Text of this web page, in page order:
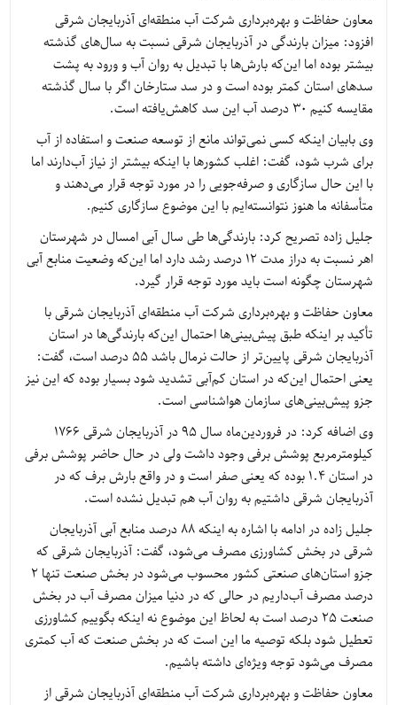
معاون حفاظت و بهره‌برداری شرکت آب منطقه‌ای آذربایجان شرقی
افزود: میزان بارندگی در آذربایجان شرقی نسبت به سال‌های گذشته
بیشتر بوده اما این‌که بارش‌ها با تبدیل به روان آب و ورود به پشت
سدهای استان کمتر بوده است و در سد ستارخان اگر با سال گذشته
مقایسه کنیم 30 درصد آب این سد کاهش‌یافته است.
وی بابیان اینکه کسی نمی‌تواند مانع از توسعه صنعت و استفاده از آب
برای شرب شود، گفت: اغلب کشورها با اینکه بیشتر از نیاز آب‌دارند اما
با این حال سازگاری و صرفه‌جویی را در مورد توجه قرار می‌دهند و
متأسفانه ما هنوز نتوانسته‌ایم با این موضوع سازگاری کنیم.
جلیل زاده تصریح کرد: بارندگی‌ها طی سال آبی امسال در شهرستان
اهر نسبت به دراز مدت 12 درصد رشد دارد اما این‌که وضعیت منابع آبی
شهرستان چگونه است باید مورد توجه قرار گیرد.
معاون حفاظت و بهره‌برداری شرکت آب منطقه‌ای آذربایجان شرقی با
تأکید بر اینکه طبق پیش‌بینی‌ها احتمال این‌که بارندگی‌ها در استان
آذربایجان شرقی پایین‌تر از حالت نرمال باشد 55 درصد است، گفت:
یعنی احتمال این‌که در استان کم‌آبی تشدید شود بسیار بوده که این نیز
جزو پیش‌بینی‌های سازمان هواشناسی است.
وی اضافه کرد: در فروردین‌ماه سال 95 در آذربایجان شرقی 1766
کیلومترمربع پوشش برفی وجود داشت ولی در حال حاضر پوشش برفی
در استان 1.4 بوده که یعنی صفر است و در واقع بارش برف که در
آذربایجان شرقی داشتیم به روان آب هم تبدیل نشده است.
جلیل زاده در ادامه با اشاره به اینکه 88 درصد منابع آبی آذربایجان
شرقی در بخش کشاورزی مصرف می‌شود، گفت: آذربایجان شرقی که
جزو استان‌های صنعتی کشور محسوب می‌شود در بخش صنعت تنها 2
درصد مصرف آب‌داریم در حالی که در دنیا میزان مصرف آب در بخش
صنعت 25 درصد است به لحاظ این موضوع نه اینکه بگوییم کشاورزی
تعطیل شود بلکه توصیه ما این است که در بخش صنعت که آب کمتری
مصرف می‌شود توجه ویژه‌ای داشته باشیم.
معاون حفاظت و بهره‌برداری شرکت آب منطقه‌ای آذربایجان شرقی از